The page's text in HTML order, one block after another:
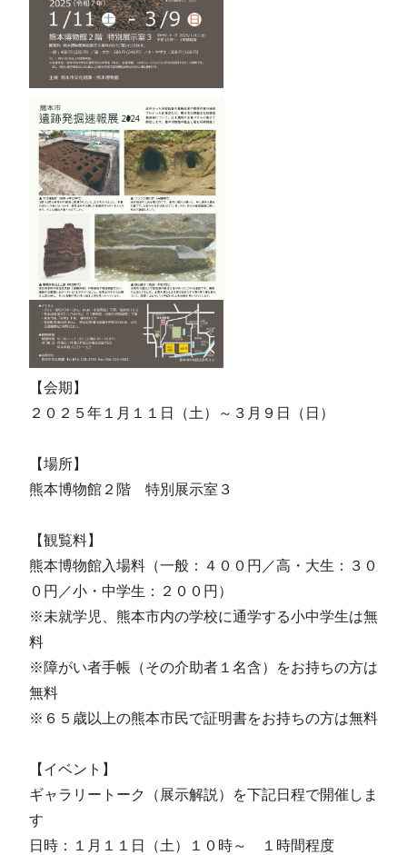
【会期】
２０２５年１月１１日（土）～３月９日（日）
【場所】
熊本博物館２階 特別展示室３
【観覧料】
熊本博物館入場料（一般：４００円／高・大生：３０
０円／小・中学生：２００円）
※未就学児、熊本市内の学校に通学する小中学生は無
料
※障がい者手帳（その介助者１名含）をお持ちの方は
無料
※６５歳以上の熊本市民で証明書をお持ちの方は無料
【イベント】
ギャラリートーク（展示解説）を下記日程で開催しま
す
日時：１月１１日（土）１０時～ １時間程度